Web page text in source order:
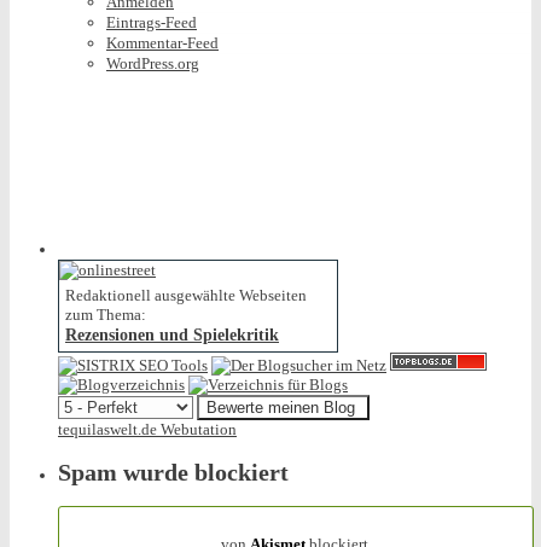
Eintrags-Feed
Kommentar-Feed
WordPress.org
Redaktionell ausgewählte Webseiten
zum Thema:
Rezensionen und Spielekritik
tequilaswelt.de Webutation
Spam wurde blockiert